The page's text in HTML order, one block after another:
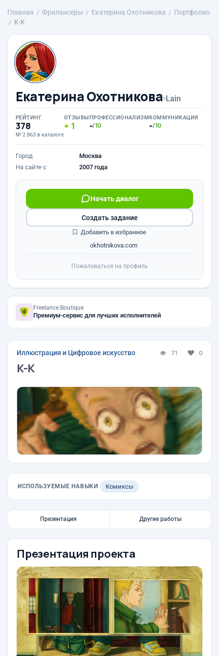
Главная Фрилансеры Екатерина Охотникова
Портфолио
K-K
Екатерина Охотникова›Lain
РЕЙТИНГ
378
№ 2 863 в каталоге
ОТЗЫВЫ
1
ПРОФЕССИОНАЛИЗМ
-/10
КОММУНИКАЦИЯ
-/10
Город
Москва
На сайте с
2007 года
Начать диалог
okhotnikova.com
Создать задание
Добавить в избранное
Пожаловаться на профиль
Freelance.Boutique
Премиум-сервис для лучших исполнителей
Иллюстрация и Цифровое искусство 71 0
K-K
ИСПОЛЬЗУЕМЫЕ НАВЫКИ Комиксы
Презентация Другие работы
Презентация проекта